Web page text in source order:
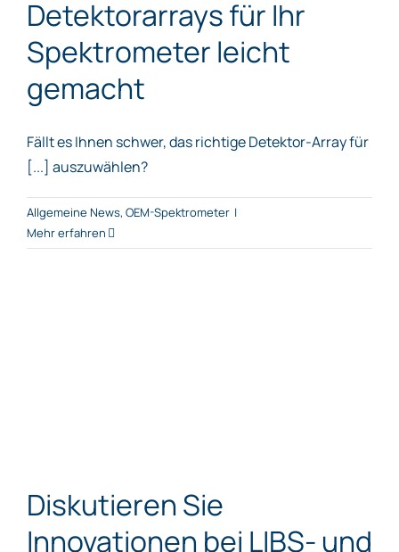
Detektorarrays für Ihr
Spektrometer leicht
gemacht
Fällt es Ihnen schwer, das richtige Detektor-Array für
[...] auszuwählen?
Allgemeine News, OEM-Spektrometer |
Mehr erfahren
Diskutieren Sie
Innovationen bei LIBS- und